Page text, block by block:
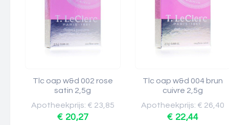
Tlc oap w&d 002 rose
satin 2,5g
Apotheekprijs: € 23,85
€ 20,27
Tlc oap w&d 004 brun
cuivre 2,5g
Apotheekprijs: € 26,40
€ 22,44